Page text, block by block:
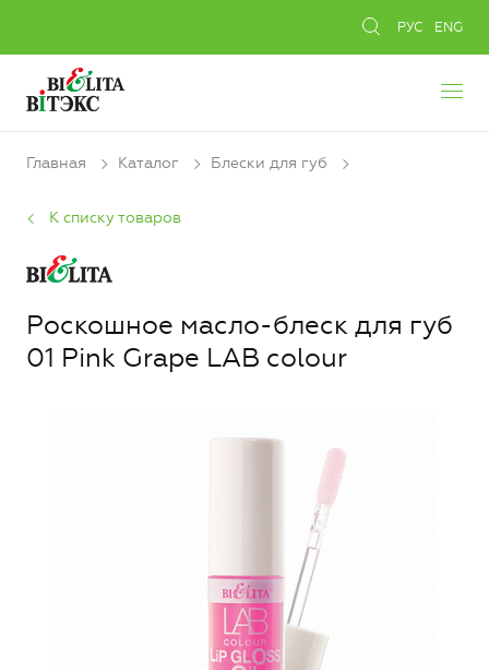
РУС ENG
Главная Каталог Блески для губ
К списку товаров
Роскошное масло-блеск для губ
01 Pink Grape LAB colour